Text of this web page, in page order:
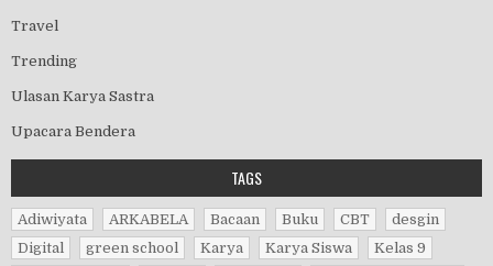
Travel
Trending
Ulasan Karya Sastra
Upacara Bendera
TAGS
Adiwiyata ARKABELA Bacaan Buku CBT
desgin
Digital
green school Karya Karya Siswa
Kelas 9